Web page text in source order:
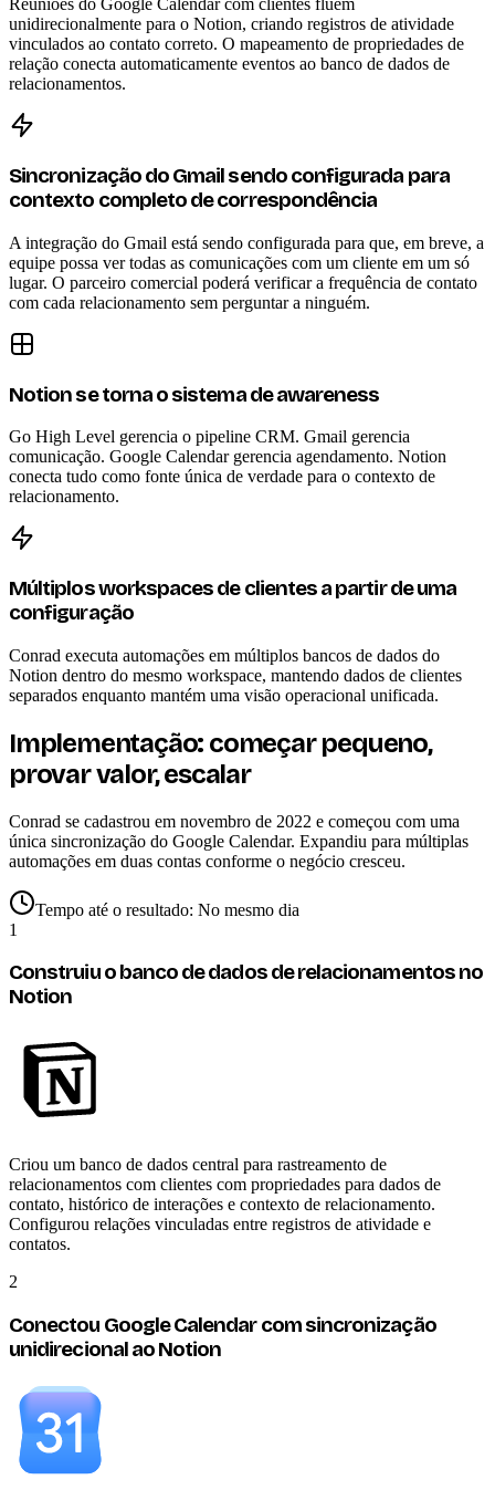
Reuniões do Google Calendar com clientes fluem
unidirecionalmente para o Notion, criando registros de atividade
vinculados ao contato correto. O mapeamento de propriedades de
relação conecta automaticamente eventos ao banco de dados de
relacionamentos.
Sincronização do Gmail sendo configurada para
contexto completo de correspondência
A integração do Gmail está sendo configurada para que, em breve, a
equipe possa ver todas as comunicações com um cliente em um só
lugar. O parceiro comercial poderá verificar a frequência de contato
com cada relacionamento sem perguntar a ninguém.
Notion se torna o sistema de awareness
Go High Level gerencia o pipeline CRM. Gmail gerencia
comunicação. Google Calendar gerencia agendamento. Notion
conecta tudo como fonte única de verdade para o contexto de
relacionamento.
Múltiplos workspaces de clientes a partir de uma
configuração
Conrad executa automações em múltiplos bancos de dados do
Notion dentro do mesmo workspace, mantendo dados de clientes
separados enquanto mantém uma visão operacional unificada.
Implementação: começar pequeno,
provar valor, escalar
Conrad se cadastrou em novembro de 2022 e começou com uma
única sincronização do Google Calendar. Expandiu para múltiplas
automações em duas contas conforme o negócio cresceu.
Tempo até o resultado: No mesmo dia
1
Construiu o banco de dados de relacionamentos no
Notion
Criou um banco de dados central para rastreamento de
relacionamentos com clientes com propriedades para dados de
contato, histórico de interações e contexto de relacionamento.
Configurou relações vinculadas entre registros de atividade e
contatos.
2
Conectou Google Calendar com sincronização
unidirecional ao Notion